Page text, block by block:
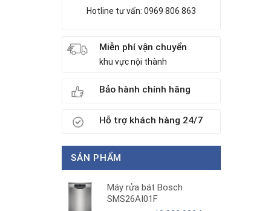
Hotline tư vấn: 0969 806 863
Miễn phí vận chuyển
khu vực nội thành
Bảo hành chính hãng
Hỗ trợ khách hàng 24/7
SẢN PHẨM
Máy rửa bát Bosch
SMS26AI01F